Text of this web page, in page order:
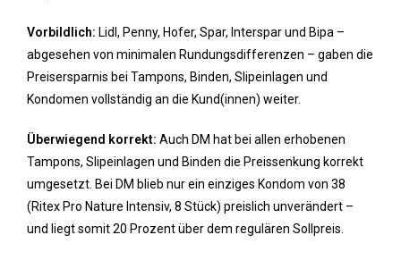
Vorbildlich: Lidl, Penny, Hofer, Spar, Interspar und Bipa –
abgesehen von minimalen Rundungsdifferenzen – gaben die
Preisersparnis bei Tampons, Binden, Slipeinlagen und
Kondomen vollständig an die Kund(innen) weiter.
Überwiegend korrekt: Auch DM hat bei allen erhobenen
Tampons, Slipeinlagen und Binden die Preissenkung korrekt
umgesetzt. Bei DM blieb nur ein einziges Kondom von 38
(Ritex Pro Nature Intensiv, 8 Stück) preislich unverändert –
und liegt somit 20 Prozent über dem regulären Sollpreis.